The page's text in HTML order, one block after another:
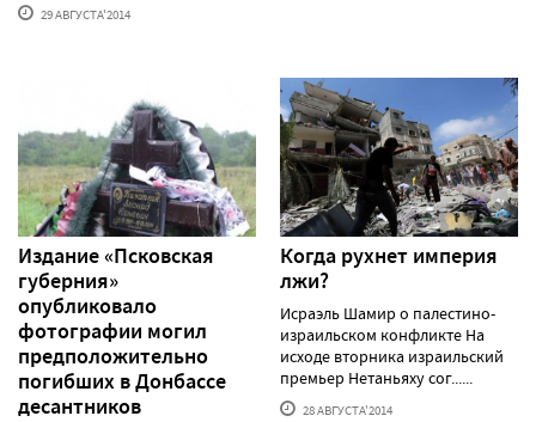
29 АВГУСТА'2014
Издание «Псковская
губерния»
опубликовало
фотографии могил
предположительно
погибших в Донбассе
десантников
Когда рухнет империя
лжи?
Исраэль Шамир о палестино-
израильском конфликте На
исходе вторника израильский
премьер Нетаньяху сог......
28 АВГУСТА'2014